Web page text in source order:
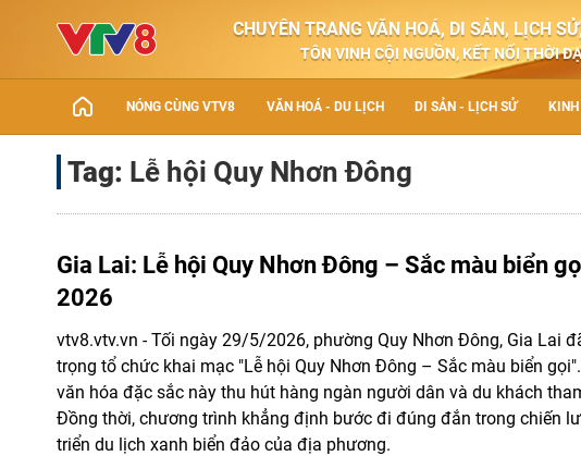
CHUYÊN TRANG VĂN HOÁ, DI SẢN, LỊCH
TÔN VINH CỘI NGUỒN, KẾT NỐI THỜI
NÓNG CÙNG VTV8 VĂN HOÁ - DU LỊCH DI SẢN - LỊCH SỬ
Tag: Lễ hội Quy Nhơn Đông
Gia Lai: Lễ hội Quy Nhơn Đông – Sắc màu biển
2026
vtv8.vtv.vn - Tối ngày 29/5/2026, phường Quy Nhơn Đông, Gia Lai
trọng tổ chức khai mạc "Lễ hội Quy Nhơn Đông – Sắc màu biển
văn hóa đặc sắc này thu hút hàng ngàn người dân và du khách
Đồng thời, chương trình khẳng định bước đi đúng đắn trong chiến
triển du lịch xanh biển đảo của địa phương.